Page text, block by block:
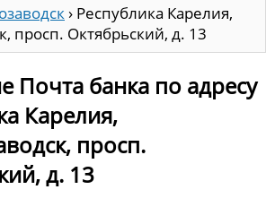
› Республика Карелия,
просп. Октябрьский, д. 13
Почта банка по адресу
Карелия,
просп.
д. 13